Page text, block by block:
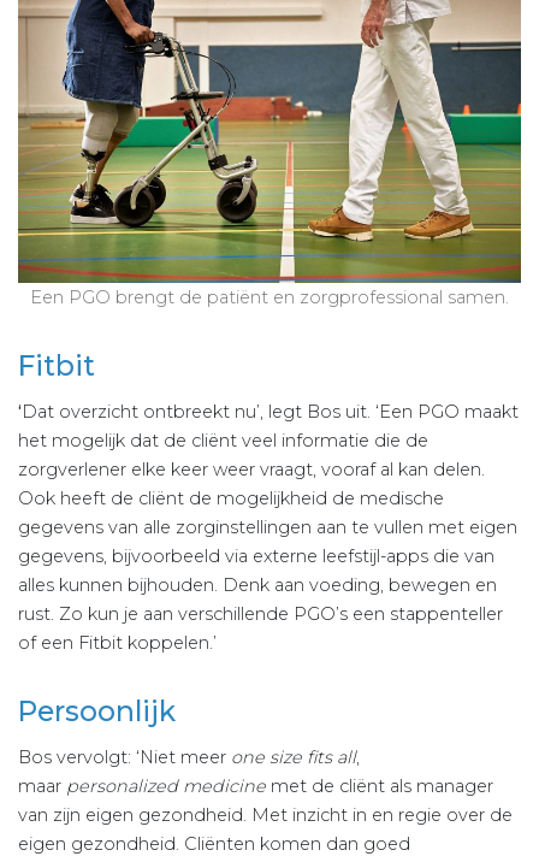
Een PGO brengt de patiënt en zorgprofessional samen.
Fitbit
‘Dat overzicht ontbreekt nu’, legt Bos uit. ‘Een PGO maakt
het mogelijk dat de cliënt veel informatie die de
zorgverlener elke keer weer vraagt, vooraf al kan delen.
Ook heeft de cliënt de mogelijkheid de medische
gegevens van alle zorginstellingen aan te vullen met eigen
gegevens, bijvoorbeeld via externe leefstijl-apps die van
alles kunnen bijhouden. Denk aan voeding, bewegen en
rust. Zo kun je aan verschillende PGO’s een stappenteller
of een Fitbit koppelen.’
Persoonlijk
Bos vervolgt: ‘Niet meer one size fits all,
maar personalized medicine met de cliënt als manager
van zijn eigen gezondheid. Met inzicht in en regie over de
eigen gezondheid. Cliënten komen dan goed